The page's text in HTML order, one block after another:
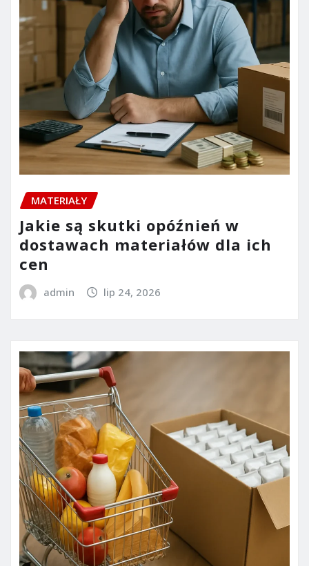
MATERIAŁY
Jakie są skutki opóźnień w
dostawach materiałów dla ich
cen
admin lip 24, 2026